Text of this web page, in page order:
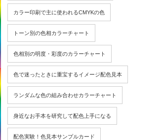
カラー印刷で主に使われるCMYKの色
トーン別の色相カラーチャート
色相別の明度・彩度のカラーチャート
色で迷ったときに重宝するイメージ配色見本
ランダムな色の組み合わせカラーチャート
身近なお手本を研究して配色上手になる
配色実験！色見本サンプルカード